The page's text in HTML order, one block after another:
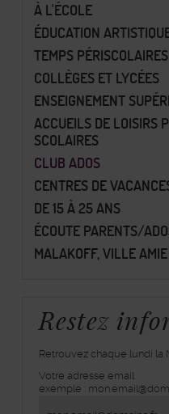
À L'ÉCOLE
ÉDUCATION
TEMPS PÉRISCOLAIRES
COLLÈGES ET LYCÉES
ENSEIGNEMENT
ACCUEILS DE LOISIRS
SCOLAIRES
CLUB ADOS
CENTRES DE
DE 15 À 25 ANS
ÉCOUTE PARENTS/
MALAKOFF, VILLE
Restez
Retrouvez chaque lundi la
inscrivez-
vous
Votre adresse email
exemple :